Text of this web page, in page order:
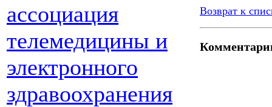
ассоциация
телемедицины и
электронного
здравоохранения
Возврат к